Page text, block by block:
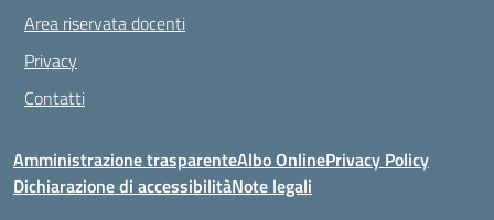
Area riservata docenti
Privacy
Contatti
Amministrazione trasparenteAlbo OnlinePrivacy Policy
Dichiarazione di accessibilitàNote legali